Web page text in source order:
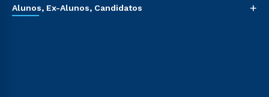
Alunos, Ex-Alunos, Candidatos +